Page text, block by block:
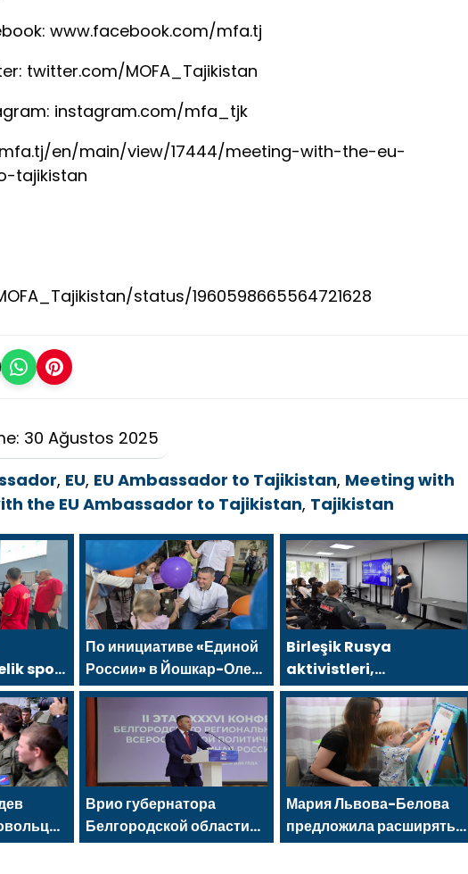
www.facebook.com/mfa.tj
twitter.com/MOFA_Tajikistan
instagram.com/mfa_tjk
en/main/view/17444/meeting-with-the-eu-
tajikistan
status/1960598665564721628
30 Ağustos 2025
, EU, EU Ambassador to Tajikistan, Meeting with
the EU Ambassador to Tajikistan, Tajikistan
spor
По инициативе «Единой
России» в Йошкар-Оле
состоялся семейный
фестиваль
Birleşik Rusya
aktivistleri,
Naberezhnye Chelny’de
genç KAMAZ uzmanları
için eğitim etkinlikleri
düzenledi
Врио губернатора
Белгородской области
Александр Шуваев
Мария Львова-Белова
предложила расширять
сеть пространств для